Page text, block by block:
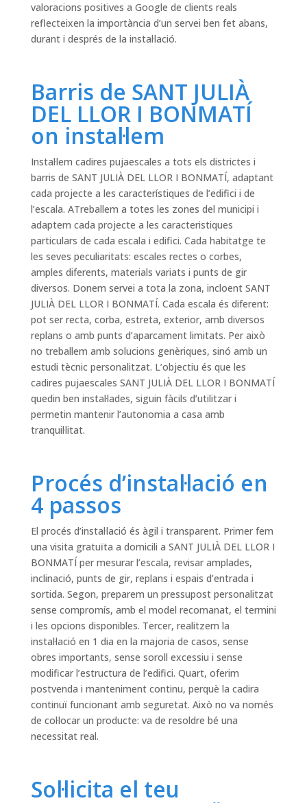
valoracions positives a Google de clients reals
reflecteixen la importància d’un servei ben fet abans,
durant i després de la instal·lació.
Barris de SANT JULIÀ
DEL LLOR I BONMATÍ
on instal·lem
Instal·lem cadires pujaescales a tots els districtes i
barris de SANT JULIÀ DEL LLOR I BONMATÍ, adaptant
cada projecte a les característiques de l’edifici i de
l’escala. ATreballem a totes les zones del municipi i
adaptem cada projecte a les caracteristiques
particulars de cada escala i edifici. Cada habitatge te
les seves peculiaritats: escales rectes o corbes,
amples diferents, materials variats i punts de gir
diversos. Donem servei a tota la zona, incloent SANT
JULIÀ DEL LLOR I BONMATÍ. Cada escala és diferent:
pot ser recta, corba, estreta, exterior, amb diversos
replans o amb punts d’aparcament limitats. Per això
no treballem amb solucions genèriques, sinó amb un
estudi tècnic personalitzat. L’objectiu és que les
cadires pujaescales SANT JULIÀ DEL LLOR I BONMATÍ
quedin ben instal·lades, siguin fàcils d’utilitzar i
permetin mantenir l’autonomia a casa amb
tranquil·litat.
Procés d’instal·lació en
4 passos
El procés d’instal·lació és àgil i transparent. Primer fem
una visita gratuïta a domicili a SANT JULIÀ DEL LLOR I
BONMATÍ per mesurar l’escala, revisar amplades,
inclinació, punts de gir, replans i espais d’entrada i
sortida. Segon, preparem un pressupost personalitzat
sense compromís, amb el model recomanat, el termini
i les opcions disponibles. Tercer, realitzem la
instal·lació en 1 dia en la majoria de casos, sense
obres importants, sense soroll excessiu i sense
modificar l’estructura de l’edifici. Quart, oferim
postvenda i manteniment continu, perquè la cadira
continuï funcionant amb seguretat. Això no va només
de col·locar un producte: va de resoldre bé una
necessitat real.
Sol·licita el teu